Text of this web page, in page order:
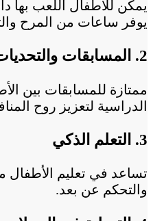
يمكن للأطفال اللعب بها
يوفر ساعات من المرح
2. المسابقات والتحديات
ممتازة للمسابقات بين
الدراسية لتعزيز روح
3. التعلم الذكي
تساعد في تعليم الأطفال
والتحكم عن بعد.